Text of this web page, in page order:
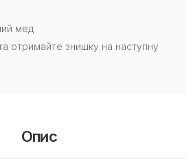
мед
отримайте знишку на наступну
Опис